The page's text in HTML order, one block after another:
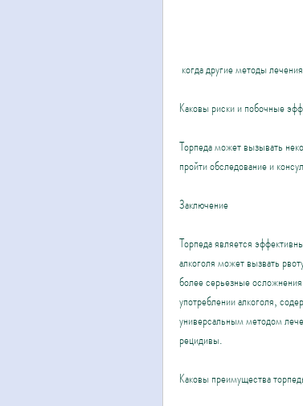
когда другие методы
Каковы риски и побочные
Торпеда может вызывать
пройти обследование и
Заключение
Торпеда является
алкоголя может вызвать
более серьезные
употреблении алкоголя,
универсальным методом
рецидивы.
Каковы преимущества